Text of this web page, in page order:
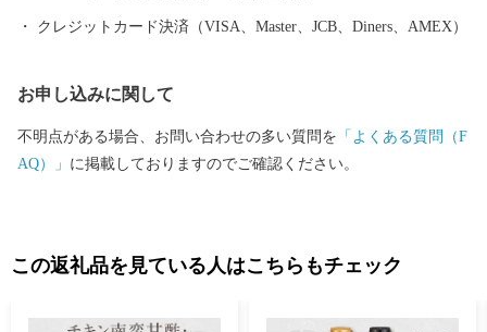
る日本酒、ビール、焼酎の三蔵の逸品も自慢です。 寄附を通じて
けると幸いです。
クレジットカード決済（VISA、Master、JCB、Diners、AMEX）
お申し込みに関して
不明点がある場合、お問い合わせの多い質問を 「よくある質問（F
AQ）」 に掲載しておりますのでご確認ください。
この返礼品を見ている人はこちらもチェック